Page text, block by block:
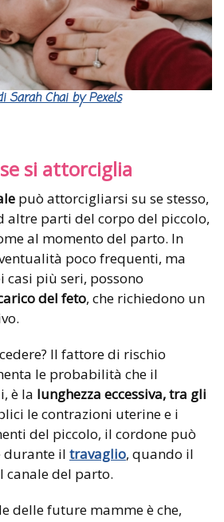
Sarah Chai by Pexels
si attorciglia
può attorcigliarsi su se stesso,
altre parti del corpo del piccolo,
al momento del parto. In
poco frequenti, ma
più seri, possono
del feto, che richiedono un
Il fattore di rischio
le probabilità che il
è la lunghezza eccessiva, tra gli
le contrazioni uterine e i
del piccolo, il cordone può
durante il travaglio, quando il
canale del parto.
delle future mamme è che,